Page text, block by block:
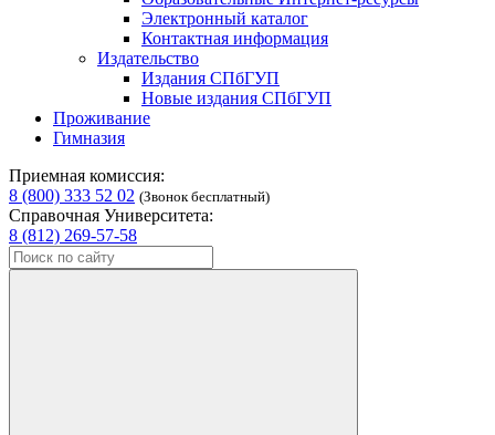
Электронный каталог
Контактная информация
Издательство
Издания СПбГУП
Новые издания СПбГУП
Проживание
Гимназия
Приемная комиссия:
8 (800) 333 52 02 (Звонок бесплатный)
Справочная Университета:
8 (812) 269-57-58